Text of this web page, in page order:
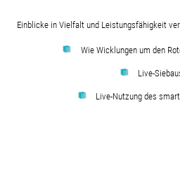
Einblicke in Vielfalt und Leistungsfähigkeit
Wie Wicklungen um den
Live-
Live-Nutzung des